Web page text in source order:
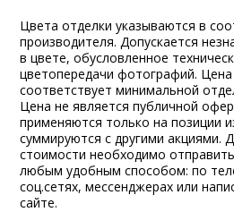
Цвета отделки указываются в
производителя. Допускается
в цвете, обусловленное
цветопередачи фотографий.
соответствует минимальной
Цена не является публичной
применяются только на позиции
суммируются с другими акциями.
стоимости необходимо
любым удобным способом: по
соц.сетях, мессенджерах или
сайте.